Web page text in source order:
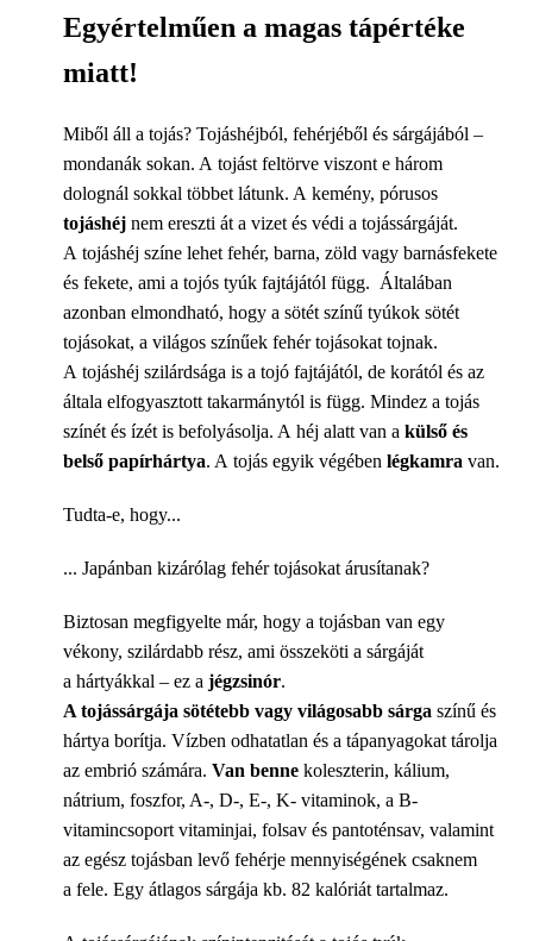
Egyértelműen a magas tápértéke
miatt!
Miből áll a tojás? Tojáshéjból, fehérjéből és sárgájából –
mondanák sokan. A tojást feltörve viszont e három
dolognál sokkal többet látunk. A kemény, pórusos
tojáshéj nem ereszti át a vizet és védi a tojássárgáját.
A tojáshéj színe lehet fehér, barna, zöld vagy barnásfekete
és fekete, ami a tojós tyúk fajtájától függ. Általában
azonban elmondható, hogy a sötét színű tyúkok sötét
tojásokat, a világos színűek fehér tojásokat tojnak.
A tojáshéj szilárdsága is a tojó fajtájától, de korától és az
általa elfogyasztott takarmánytól is függ. Mindez a tojás
színét és ízét is befolyásolja. A héj alatt van a külső és
belső papírhártya. A tojás egyik végében légkamra van.
Tudta-e, hogy...
... Japánban kizárólag fehér tojásokat árusítanak?
Biztosan megfigyelte már, hogy a tojásban van egy
vékony, szilárdabb rész, ami összeköti a sárgáját
a hártyákkal – ez a jégzsinór.
A tojássárgája sötétebb vagy világosabb sárga színű és
hártya borítja. Vízben odhatatlan és a tápanyagokat tárolja
az embrió számára. Van benne koleszterin, kálium,
nátrium, foszfor, A-, D-, E-, K- vitaminok, a B-
vitamincsoport vitaminjai, folsav és pantoténsav, valamint
az egész tojásban levő fehérje mennyiségének csaknem
a fele. Egy átlagos sárgája kb. 82 kalóriát tartalmaz.